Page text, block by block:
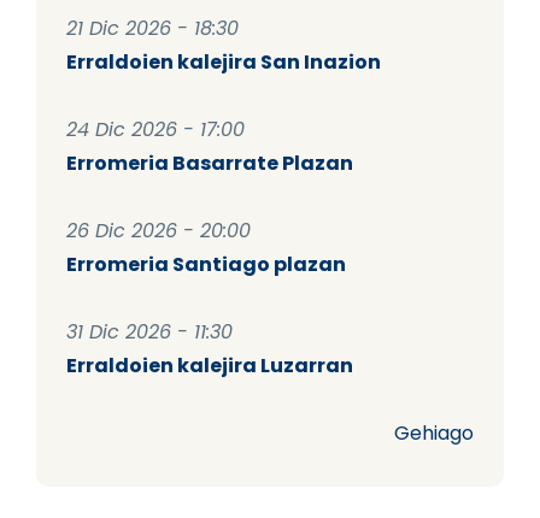
21 Dic 2026 - 18:30
Erraldoien kalejira San Inazion
24 Dic 2026 - 17:00
Erromeria Basarrate Plazan
26 Dic 2026 - 20:00
Erromeria Santiago plazan
31 Dic 2026 - 11:30
Erraldoien kalejira Luzarran
Gehiago